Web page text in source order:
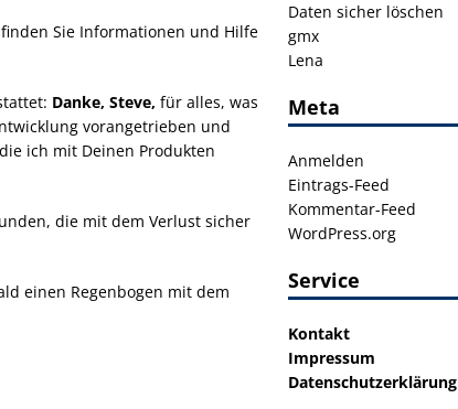
Sie Informationen und Hilfe
Danke, Steve, für alles, was
vorangetrieben und
ich mit Deinen Produkten
die mit dem Verlust sicher
einen Regenbogen mit dem
Daten sicher löschen
gmx
Lena
Meta
Anmelden
Eintrags-Feed
Kommentar-Feed
WordPress.org
Service
Kontakt
Impressum
Datenschutzerklärung